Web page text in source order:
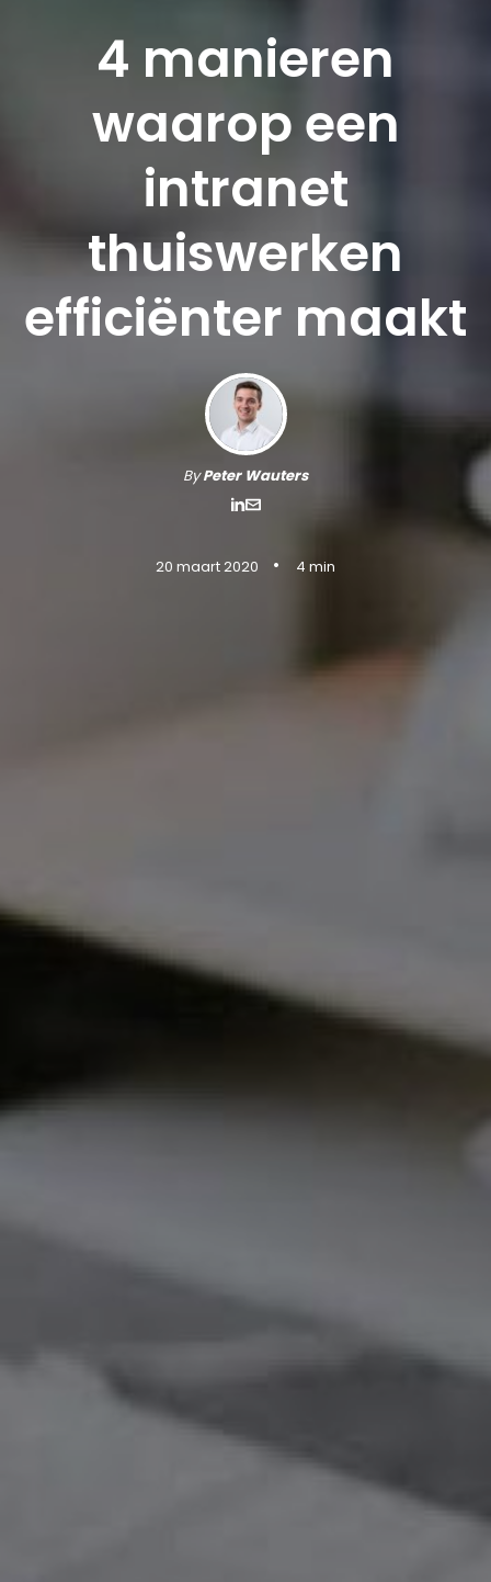
4 manieren
waarop een
intranet
thuiswerken
efficiënter maakt
ByPeter Wauters
20 maart 2020 • 4 min